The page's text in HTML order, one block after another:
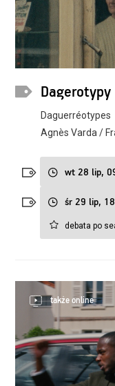
Dagerotypy
Daguerréotypes
Agnès Varda /
wt 28 lip,
śr 29 lip,
debata po
także online